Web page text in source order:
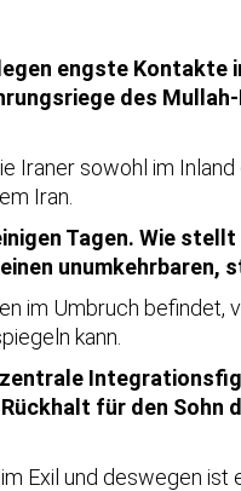
engste
des
Iraner sowohl im
Iran.
Tagen. Wie
unumkehrbaren,
im Umbruch befindet,
kann.
für den
Exil und deswegen